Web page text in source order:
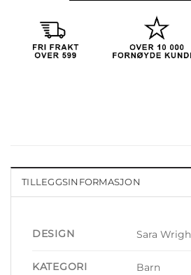
TILLEGGSINFORMASJON
DESIGN Sara
KATEGORI Barn